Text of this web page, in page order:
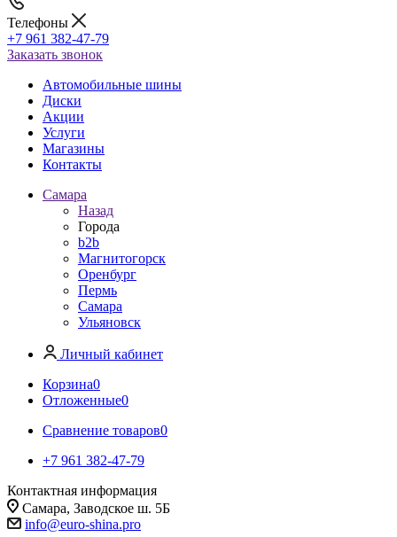
Телефоны
+7 961 382-47-79
Заказать звонок
Автомобильные шины
Диски
Акции
Услуги
Магазины
Контакты
Самара
Назад
Города
b2b
Магнитогорск
Оренбург
Пермь
Самара
Ульяновск
Личный кабинет
Корзина0
Отложенные0
Сравнение товаров0
+7 961 382-47-79
Контактная информация
Самара, Заводское ш. 5Б
info@euro-shina.pro